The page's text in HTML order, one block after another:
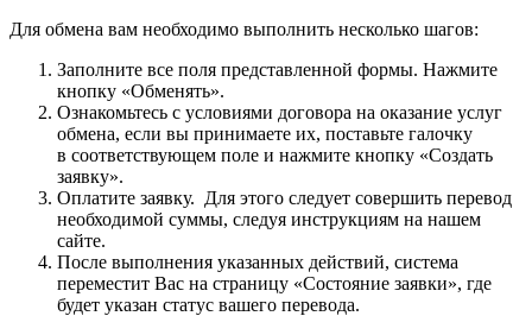
Для обмена вам необходимо выполнить несколько шагов:
Заполните все поля представленной формы. Нажмите
кнопку «Обменять».
Ознакомьтесь с условиями договора на оказание услуг
обмена, если вы принимаете их, поставьте галочку
в соответствующем поле и нажмите кнопку «Создать
заявку».
Оплатите заявку. Для этого следует совершить перевод
необходимой суммы, следуя инструкциям на нашем
сайте.
После выполнения указанных действий, система
переместит Вас на страницу «Состояние заявки», где
будет указан статус вашего перевода.